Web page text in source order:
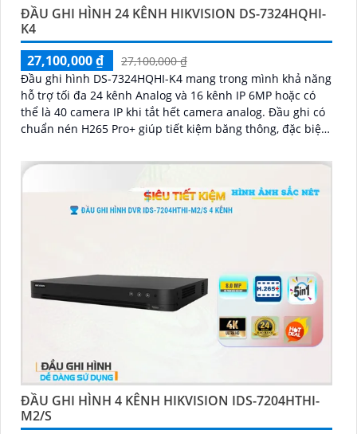
ĐẦU GHI HÌNH 24 KÊNH HIKVISION DS-7324HQHI-
K4
27,100,000 ₫
27,100,000 ₫
Đầu ghi hình DS-7324HQHI-K4 mang trong mình khả năng
hỗ trợ tối đa 24 kênh Analog và 16 kênh IP 6MP hoặc có
thể là 40 camera IP khi tắt hết camera analog. Đầu ghi có
chuẩn nén H265 Pro+ giúp tiết kiệm băng thông, đặc biệt
cần
ĐẦU GHI HÌNH 4 KÊNH HIKVISION IDS-7204HTHI-
M2/S